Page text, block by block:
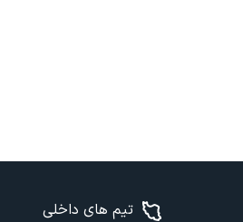
تیم های داخلی